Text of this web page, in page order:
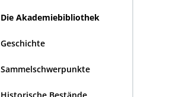
Die Akademiebibliothek
Geschichte
Sammelschwerpunkte